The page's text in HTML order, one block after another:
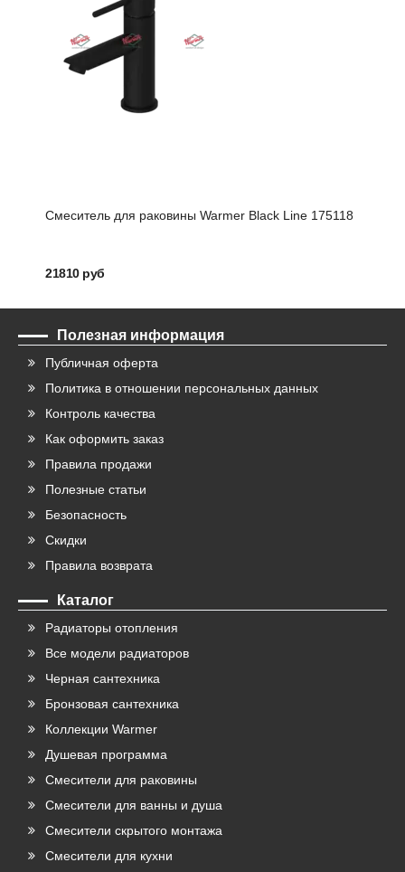
Смеситель для раковины Warmer Black Line 175118
21810 руб
Полезная информация
Публичная оферта
Политика в отношении персональных данных
Контроль качества
Как оформить заказ
Правила продажи
Полезные статьи
Безопасность
Скидки
Правила возврата
Каталог
Радиаторы отопления
Все модели радиаторов
Черная сантехника
Бронзовая сантехника
Коллекции Warmer
Душевая программа
Смесители для раковины
Смесители для ванны и душа
Смесители скрытого монтажа
Смесители для кухни